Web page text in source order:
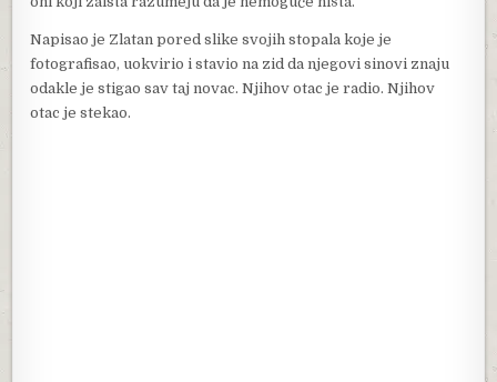
Napisao je Zlatan pored slike svojih stopala koje je
fotografisao, uokvirio i stavio na zid da njegovi sinovi znaju
odakle je stigao sav taj novac. Njihov otac je radio. Njihov
otac je stekao.